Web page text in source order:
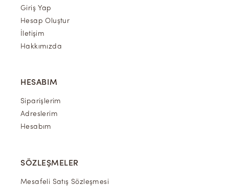
Giriş Yap
Hesap Oluştur
İletişim
Hakkımızda
HESABIM
Siparişlerim
Adreslerim
Hesabım
SÖZLEŞMELER
Mesafeli Satış Sözleşmesi